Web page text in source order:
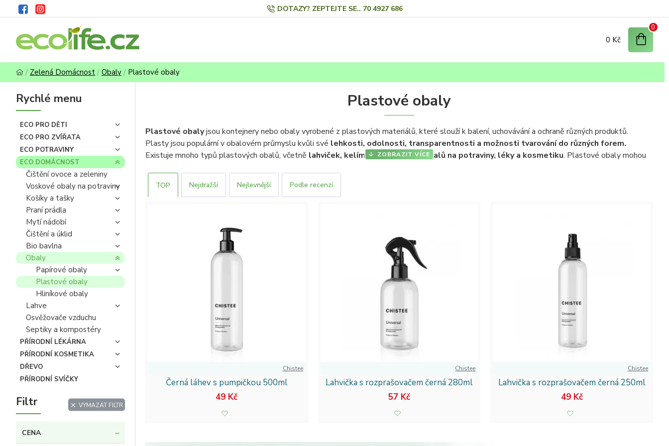
DOTAZY? ZEPTEJTE SE.. 70 4927 686
0 Kč
0
Zelená Domácnost Obaly Plastové obaly
Rychlé menu
ECO PRO DĚTI
ECO PRO ZVÍŘATA
ECO POTRAVINY
ECO DOMÁCNOST
Čištění ovoce a zeleniny
Voskové obaly na potraviny
Košíky a tašky
Praní prádla
Mytí nádobí
Čištění a úklid
Bio bavlna
Obaly
Papírové obaly
Plastové obaly
Hliníkové obaly
Lahve
Osvěžovače vzduchu
Septiky a kompostéry
PŘÍRODNÍ LÉKÁRNA
PŘÍRODNÍ KOSMETIKA
DŘEVO
PŘÍRODNÍ SVÍČKY
Filtr VYMAZAT FILTR
CENA
Plastové obaly
Plastové obalyjsou kontejnery nebo obaly vyrobené z plastových materiálů, které slouží k balení, uchovávání a ochraně různých produktů.
Plasty jsou populární v obalovém průmyslu kvůli své lehkosti, odolnosti, transparentnosti a možnosti tvarování do různých forem.
Existuje mnoho typů plastových obalů, včetně lahviček, kelímků, sáčků, fólií, obalů na potraviny, léky a kosmetiku. Plastové obaly mohou
Plastové náhradní dávkovače pro drogerii mohou být různých druhů a velikostí a slouží k dávkování různých
produktů.
TOP Nejdražší Nejlevnější Podle recenzí
Chistee
Černá láhev s pumpičkou 500ml
49 Kč
Chistee
Lahvička s rozprašovačem černá 280ml
57 Kč
Chistee
Lahvička s rozprašovačem černá 250ml
49 Kč